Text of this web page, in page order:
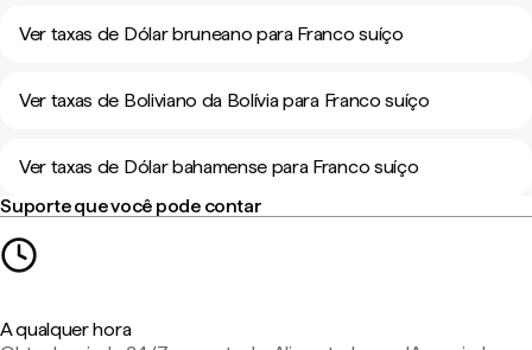
Ver taxas de Dólar bruneano para Franco suíço
Ver taxas de Boliviano da Bolívia para Franco suíço
Ver taxas de Dólar bahamense para Franco suíço
Suporte que você pode contar
A qualquer hora